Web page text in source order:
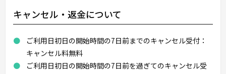
キャンセル・返金について
ご利用日初日の開始時間の7日前までのキャンセル受付：
キャンセル料無料
ご利用日初日の開始時間の7日前を過ぎてのキャンセル受